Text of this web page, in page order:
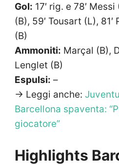
Gol: 17′ rig. e 78′
(B), 59′ Tousart (L),
(B)
Ammoniti: Marçal (B),
Lenglet (B)
Espulsi: –
-> Leggi anche:
Barcellona spaventa:
giocatore”
Highlights